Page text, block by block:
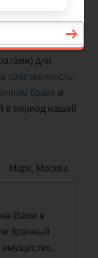
(с
для
собственность
браке и
в период нашей
Марк, Москва
Вами в
брачный
имущество,